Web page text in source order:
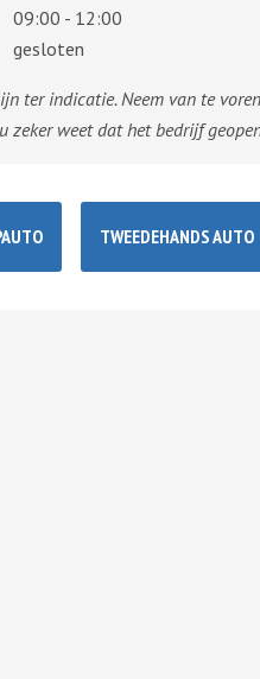
09:00 - 12:00
gesloten
ter indicatie. Neem van te
zeker weet dat het bedrijf
TWEEDEHANDS AUTO